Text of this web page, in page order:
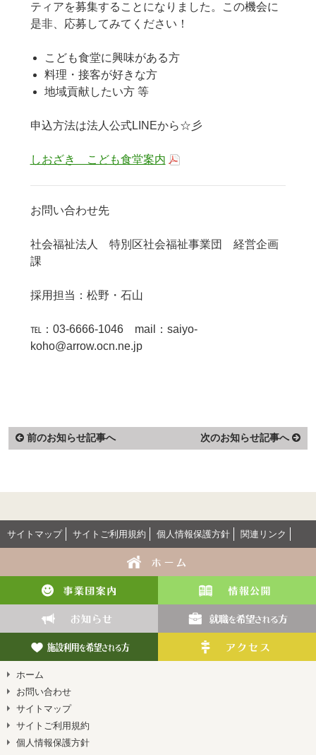
ティアを募集することになりました。この機会に
是非、応募してみてください！
こども食堂に興味がある方
料理・接客が好きな方
地域貢献したい方 等
申込方法は法人公式LINEから☆彡
しおざき こども食堂案内
お問い合わせ先
社会福祉法人 特別区社会福祉事業団 経営企画
課
採用担当：松野・石山
℡：03-6666-1046 mail：saiyo-
koho@arrow.ocn.ne.jp
前のお知らせ記事へ 次のお知らせ記事へ
サイトマップ サイトご利用規約 個人情報保護方針 関連リンク
ホーム
お問い合わせ
サイトマップ
サイトご利用規約
個人情報保護方針